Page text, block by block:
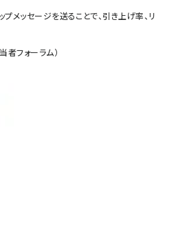
メッセージを送ることで、引き上げ率、リ
者フォーラム）